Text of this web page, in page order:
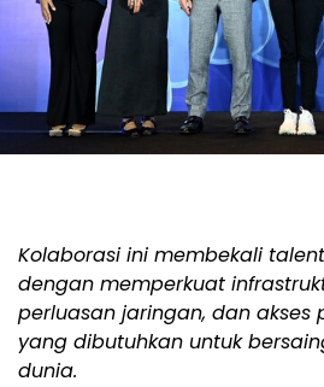
Kolaborasi ini membekali
dengan memperkuat
perluasan jaringan, dan akses
yang dibutuhkan untuk
dunia.